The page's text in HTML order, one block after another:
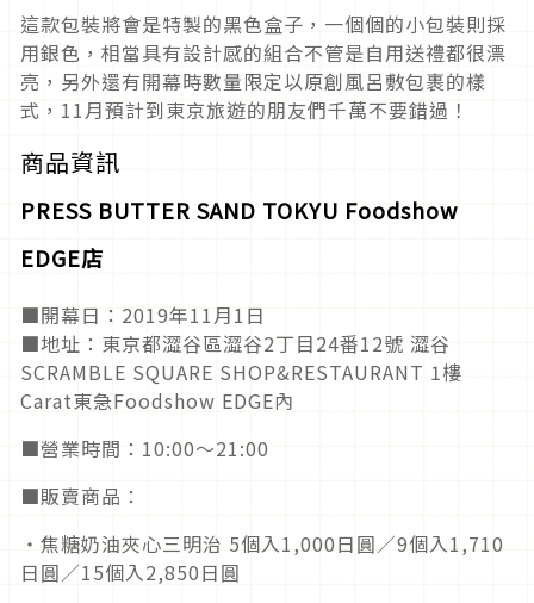
這款包裝將會是特製的黑色盒子，一個個的小包裝則採
用銀色，相當具有設計感的組合不管是自用送禮都很漂
亮，另外還有開幕時數量限定以原創風呂敷包裹的樣
式，11月預計到東京旅遊的朋友們千萬不要錯過！
商品資訊
PRESS BUTTER SAND TOKYU Foodshow
EDGE店
■開幕日：2019年11月1日
■地址：東京都澀谷區澀谷2丁目24番12號 澀谷
SCRAMBLE SQUARE SHOP&RESTAURANT 1樓
Carat東急Foodshow EDGE內
■營業時間：10:00～21:00
■販賣商品：
・焦糖奶油夾心三明治 5個入1,000日圓／9個入1,710
日圓／15個入2,850日圓